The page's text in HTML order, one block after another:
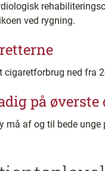
ved rygning.
cigaretforbrug ned fra
på
må af og til bede